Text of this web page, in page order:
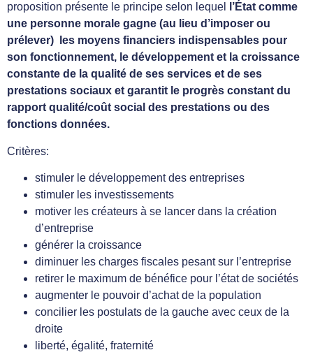
proposition présente le principe selon lequel
l’État comme
une personne morale gagne (au lieu d’imposer ou
prélever) les moyens financiers indispensables pour
son fonctionnement, le développement et la croissance
constante de la qualité de ses services et de ses
prestations sociaux et garantit le progrès constant du
rapport qualité/coût social des prestations ou des
fonctions données.
Critères:
stimuler le développement des entreprises
stimuler les investissements
motiver les créateurs à se lancer dans la création
d’entreprise
générer la croissance
diminuer les charges fiscales pesant sur l’entreprise
retirer le maximum de bénéfice pour l’état de sociétés
augmenter le pouvoir d’achat de la population
concilier les postulats de la gauche avec ceux de la
droite
liberté, égalité, fraternité